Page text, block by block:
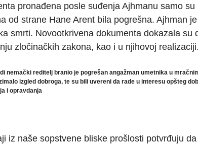
pronađena posle suđenja Ajhmanu samo
od strane Hane Arent bila pogrešna. Ajhman
smrti. Novootkrivena dokumenta dokazala su
zločinačkih zakona, kao i u njihovoj realizaciji.
nemački reditelj branio je pogrešan angažman umetnika u
izgled dobroga, te su bili uvereni da rade u interesu opšteg
i opravdanja
iz naše sopstvene bliske prošlosti potvrđuju